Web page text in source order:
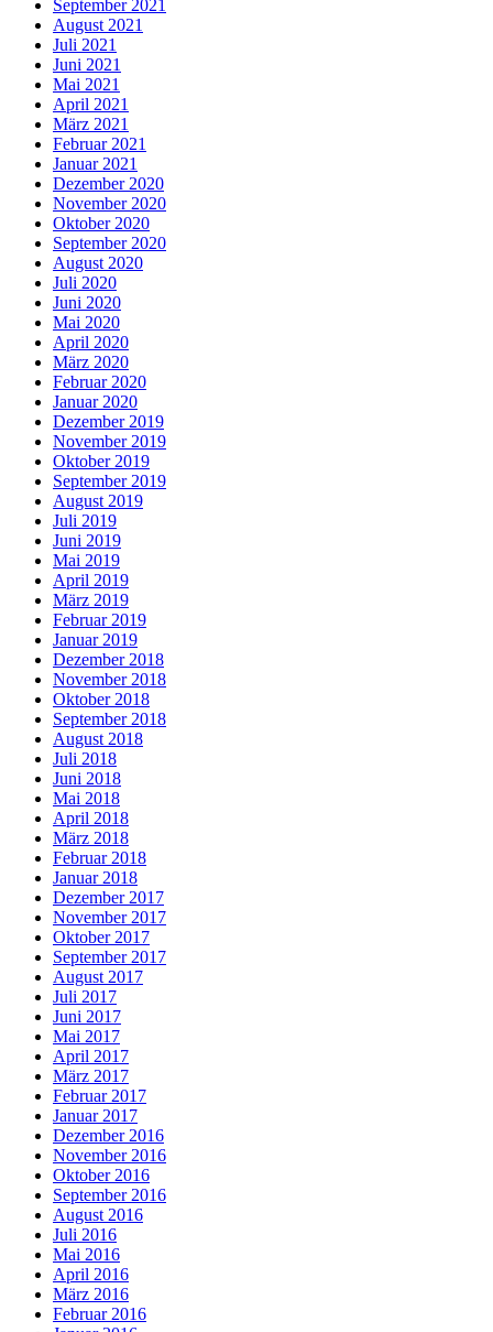
September 2021
August 2021
Juli 2021
Juni 2021
Mai 2021
April 2021
März 2021
Februar 2021
Januar 2021
Dezember 2020
November 2020
Oktober 2020
September 2020
August 2020
Juli 2020
Juni 2020
Mai 2020
April 2020
März 2020
Februar 2020
Januar 2020
Dezember 2019
November 2019
Oktober 2019
September 2019
August 2019
Juli 2019
Juni 2019
Mai 2019
April 2019
März 2019
Februar 2019
Januar 2019
Dezember 2018
November 2018
Oktober 2018
September 2018
August 2018
Juli 2018
Juni 2018
Mai 2018
April 2018
März 2018
Februar 2018
Januar 2018
Dezember 2017
November 2017
Oktober 2017
September 2017
August 2017
Juli 2017
Juni 2017
Mai 2017
April 2017
März 2017
Februar 2017
Januar 2017
Dezember 2016
November 2016
Oktober 2016
September 2016
August 2016
Juli 2016
Mai 2016
April 2016
März 2016
Februar 2016